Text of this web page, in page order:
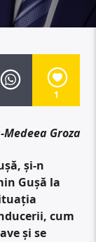
1
Groza
și-n
Gușă la
cum
și se